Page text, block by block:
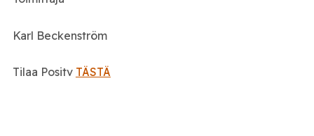
Karl Beckenström
Tilaa Positv TÄSTÄ